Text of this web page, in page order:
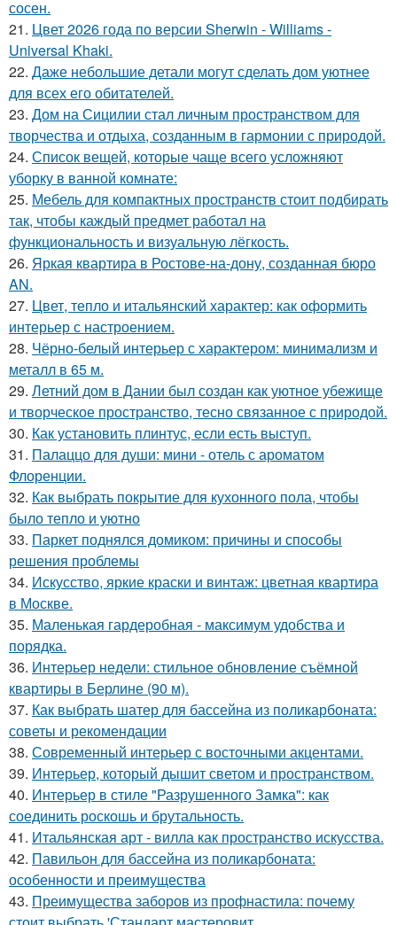
сосен.
21. Цвет 2026 года по версии Sherwin - Williams -
Universal Khaki.
22. Даже небольшие детали могут сделать дом уютнее
для всех его обитателей.
23. Дом на Сицилии стал личным пространством для
творчества и отдыха, созданным в гармонии с природой.
24. Список вещей, которые чаще всего усложняют
уборку в ванной комнате:
25. Мебель для компактных пространств стоит подбирать
так, чтобы каждый предмет работал на
функциональность и визуальную лёгкость.
26. Яркая квартира в Ростове-на-дону, созданная бюро
AN.
27. Цвет, тепло и итальянский характер: как оформить
интерьер с настроением.
28. Чёрно-белый интерьер с характером: минимализм и
металл в 65 м.
29. Летний дом в Дании был создан как уютное убежище
и творческое пространство, тесно связанное с природой.
30. Как установить плинтус, если есть выступ.
31. Палаццо для души: мини - отель с ароматом
Флоренции.
32. Как выбрать покрытие для кухонного пола, чтобы
было тепло и уютно
33. Паркет поднялся домиком: причины и способы
решения проблемы
34. Искусство, яркие краски и винтаж: цветная квартира
в Москве.
35. Маленькая гардеробная - максимум удобства и
порядка.
36. Интерьер недели: стильное обновление съёмной
квартиры в Берлине (90 м).
37. Как выбрать шатер для бассейна из поликарбоната:
советы и рекомендации
38. Современный интерьер с восточными акцентами.
39. Интерьер, который дышит светом и пространством.
40. Интерьер в стиле "Разрушенного Замка": как
соединить роскошь и брутальность.
41. Итальянская арт - вилла как пространство искусства.
42. Павильон для бассейна из поликарбоната:
особенности и преимущества
43. Преимущества заборов из профнастила: почему